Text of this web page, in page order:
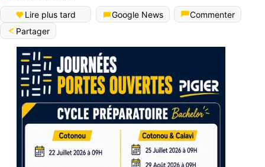
Lire plus tard Google News
Commenter
Partager